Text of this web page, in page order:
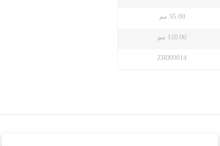
95.00 مم
110.00 مم
ZR009014